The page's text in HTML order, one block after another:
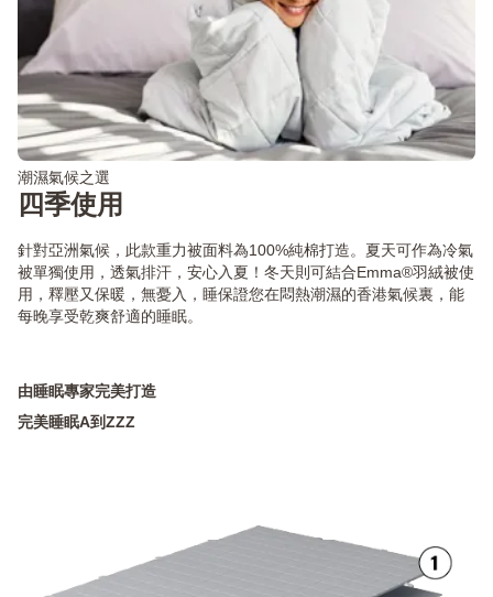
潮濕氣候之選
四季使用
針對亞洲氣候，此款重力被面料為100%純棉打造。夏天可作為冷氣
被單獨使用，透氣排汗，安心入夏！冬天則可結合Emma®羽絨被使
用，釋壓又保暖，無憂入，睡保證您在悶熱潮濕的香港氣候裏，能
每晚享受乾爽舒適的睡眠。
由睡眠專家完美打造
完美睡眠A到ZZZ